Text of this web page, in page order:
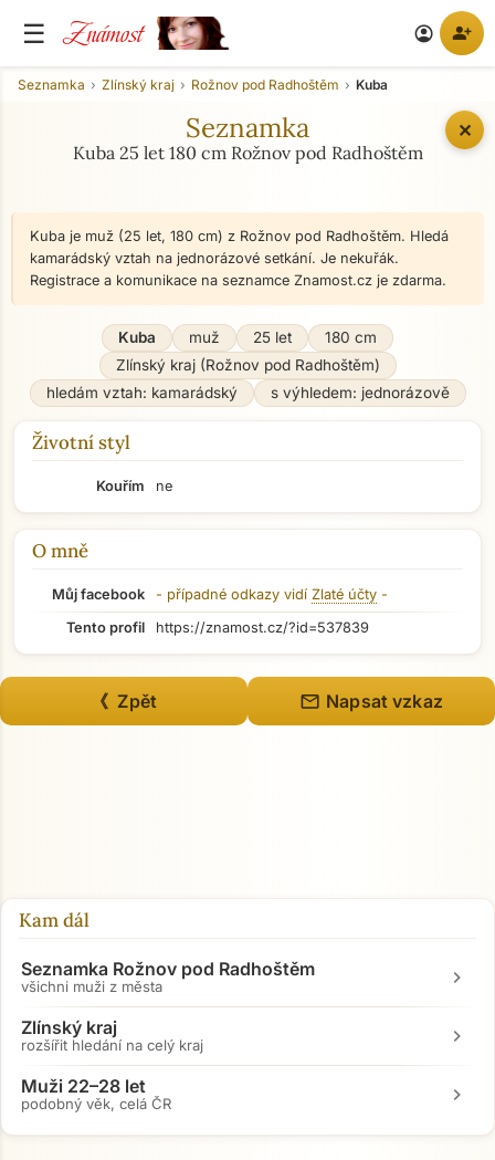
☰ Známost account_circle person_add
✕
Seznamka Zlínský kraj Rožnov pod Radhoštěm Kuba
Seznamka
Kuba 25 let 180 cm Rožnov pod Radhoštěm
Kuba je muž (25 let, 180 cm) z Rožnov pod Radhoštěm. Hledá
kamarádský vztah na jednorázové setkání. Je nekuřák.
Registrace a komunikace na seznamce Znamost.cz je zdarma.
Kuba muž 25 let
180 cm
Zlínský kraj (Rožnov pod Radhoštěm)
hledám vztah: kamarádský
s výhledem: jednorázově
Životní styl
Kouřím ne
O mně
Můj facebook - případné odkazy vidí Zlaté účty -
Tento profil
https://znamost.cz/?id=537839
《 Zpět mail Napsat vzkaz
Kam dál
Seznamka Rožnov pod Radhoštěm
všichni muži z města chevron_right
Zlínský kraj
rozšířit hledání na celý kraj chevron_right
Muži 22–28 let
podobný věk, celá ČR chevron_right